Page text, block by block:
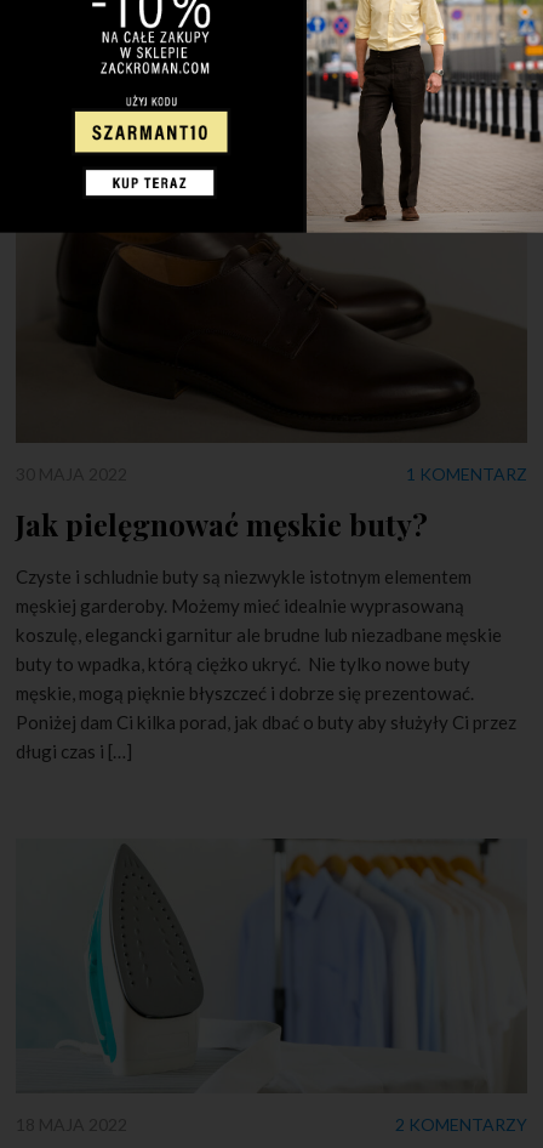
jednocześnie proste i skomplikowane. Jest to swego rodzaju
niedbalstwo i łamanie modowych reguł, ale co najważniejsze –
jest to świadome niedbalstwo, którego celem jest przede
wszystkim wyrażenie siebie. Rozpięcie koszuli […]
1 KOMENTARZ
Jak pielęgnować męskie buty?
Czyste i schludnie buty są niezwykle istotnym elementem
męskiej garderoby. Możemy mieć idealnie wyprasowaną
koszulę, elegancki garnitur ale brudne lub niezadbane męskie
buty to wpadka, którą ciężko ukryć. Nie tylko nowe buty
męskie, mogą pięknie błyszczeć i dobrze się prezentować.
Poniżej dam Ci kilka porad, jak dbać o buty aby służyły Ci przez
długi czas i […]
2 KOMENTARZY